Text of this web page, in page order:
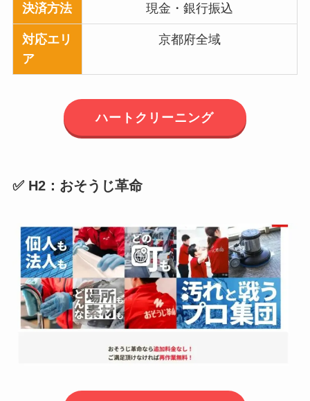
決済方法 現金・銀行振込
対応エリ
ア
京都府全域
ハートクリーニング
✅ H2：おそうじ革命